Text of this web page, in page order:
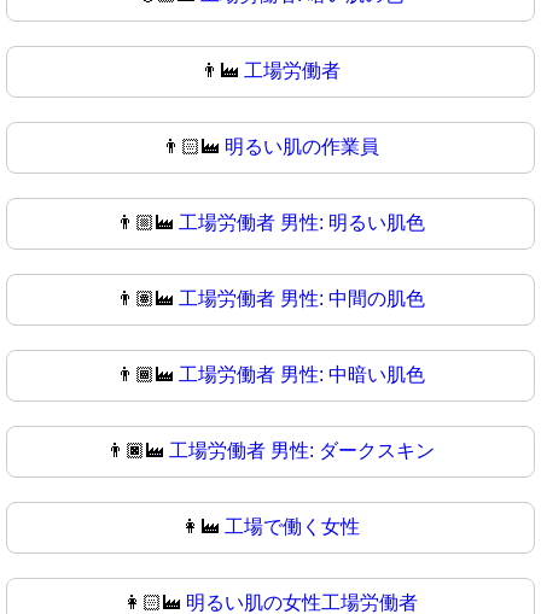
👨‍🏭 工場労働者
👨🏻‍🏭 明るい肌の作業員
👨🏼‍🏭 工場労働者 男性: 明るい肌色
👨🏽‍🏭 工場労働者 男性: 中間の肌色
👨🏾‍🏭 工場労働者 男性: 中暗い肌色
👨🏿‍🏭 工場労働者 男性: ダークスキン
👩‍🏭 工場で働く女性
👩🏻‍🏭 明るい肌の女性工場労働者